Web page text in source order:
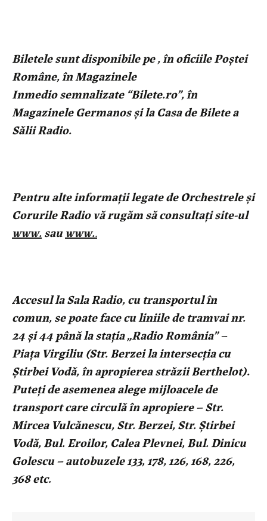
Biletele suntdisponibile pe, în oficiile Poştei
Române, în Magazinele
Inmedio semnalizate “Bilete.ro”, în
Magazinele Germanos şi la Casa de Bilete a
Sălii Radio.
Pentru alte informaţii legate de Orchestrele şi
Corurile Radio vă rugăm să consultaţi site-ul
www.sauwww..
Accesul la Sala Radio, cu transportul în
comun, se poate face cu liniile de tramvai nr.
24 şi 44 până la staţia „Radio România” –
Piaţa Virgiliu (Str. Berzei la intersecţia cu
Ştirbei Vodă, în apropierea străzii Berthelot).
Puteţi de asemenea alegemijloacele de
transport care circulă în apropiere – Str.
Mircea Vulcănescu, Str. Berzei, Str. Ştirbei
Vodă, Bul. Eroilor, Calea Plevnei, Bul. Dinicu
Golescu – autobuzele 133, 178, 126, 168, 226,
368 etc.